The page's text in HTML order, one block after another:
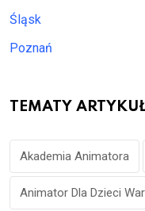
Śląsk
Poznań
TEMATY
Akademia Animatora
Animator Dla Dzieci